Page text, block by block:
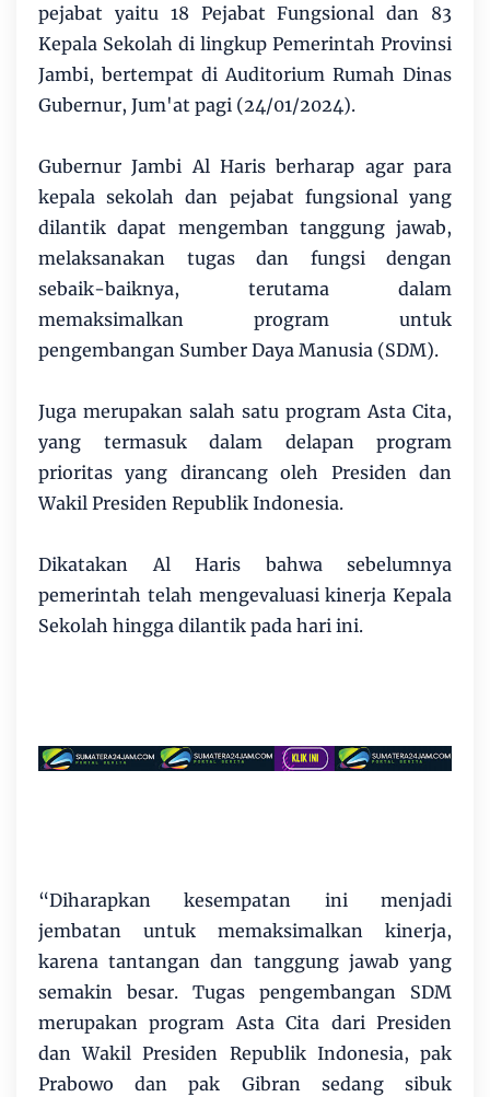
pejabat yaitu 18 Pejabat Fungsional dan 83
Kepala Sekolah di lingkup Pemerintah Provinsi
Jambi, bertempat di Auditorium Rumah Dinas
Gubernur, Jum'at pagi (24/01/2024).
Gubernur Jambi Al Haris berharap agar para
kepala sekolah dan pejabat fungsional yang
dilantik dapat mengemban tanggung jawab,
melaksanakan tugas dan fungsi dengan
sebaik-baiknya, terutama dalam
memaksimalkan program untuk
pengembangan Sumber Daya Manusia (SDM).
Juga merupakan salah satu program Asta Cita,
yang termasuk dalam delapan program
prioritas yang dirancang oleh Presiden dan
Wakil Presiden Republik Indonesia.
Dikatakan Al Haris bahwa sebelumnya
pemerintah telah mengevaluasi kinerja Kepala
Sekolah hingga dilantik pada hari ini.
“Diharapkan kesempatan ini menjadi
jembatan untuk memaksimalkan kinerja,
karena tantangan dan tanggung jawab yang
semakin besar. Tugas pengembangan SDM
merupakan program Asta Cita dari Presiden
dan Wakil Presiden Republik Indonesia, pak
Prabowo dan pak Gibran sedang sibuk